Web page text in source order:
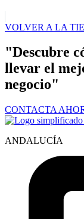
VOLVER A LA
"Descubre
llevar el
negocio"
CONTACTA
ANDALUCÍA